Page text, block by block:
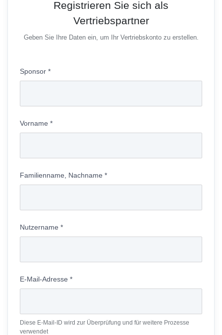
Registrieren Sie sich als
Vertriebspartner
Geben Sie Ihre Daten ein, um Ihr Vertriebskonto zu erstellen.
Sponsor *
Vorname *
Familienname, Nachname *
Nutzername *
E-Mail-Adresse *
Diese E-Mail-ID wird zur Überprüfung und für weitere Prozesse
verwendet